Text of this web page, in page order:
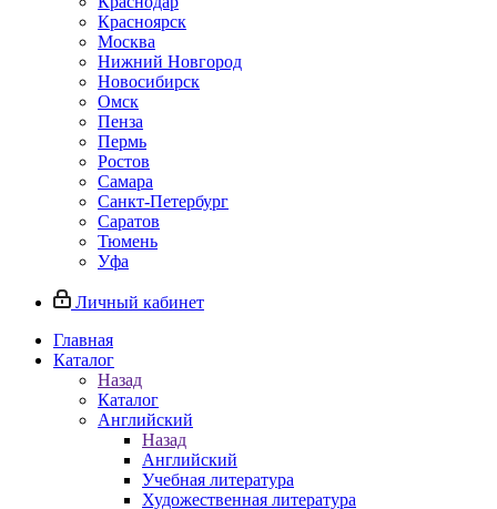
Красноярск
Москва
Нижний Новгород
Новосибирск
Омск
Пенза
Пермь
Ростов
Самара
Санкт-Петербург
Саратов
Тюмень
Уфа
Личный кабинет
Главная
Каталог
Назад
Каталог
Английский
Назад
Английский
Учебная литература
Художественная литература